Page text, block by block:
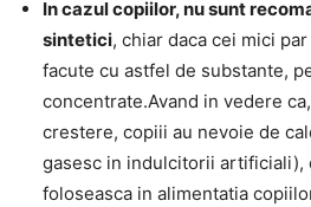
In cazul copiilor, nu sunt
sintetici, chiar daca cei mici
facute cu astfel de substante,
concentrate.Avand in vedere
crestere, copiii au nevoie de
gasesc in indulcitorii artificiali),
foloseasca in alimentatia